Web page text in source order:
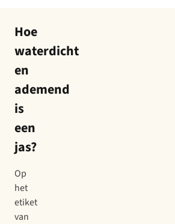
Hoe
waterdicht
en
ademend
is
een
jas?
Op
het
etiket
van